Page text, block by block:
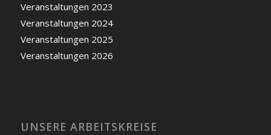
Veranstaltungen 2023
Veranstaltungen 2024
Veranstaltungen 2025
Veranstaltungen 2026
UNSERE ARBEITSKREISE